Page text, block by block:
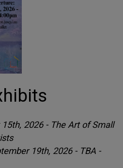
2026 - The Art of Small
19th, 2026 - TBA -